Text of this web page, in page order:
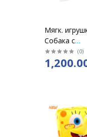
Мягк.
Собака с
(0)